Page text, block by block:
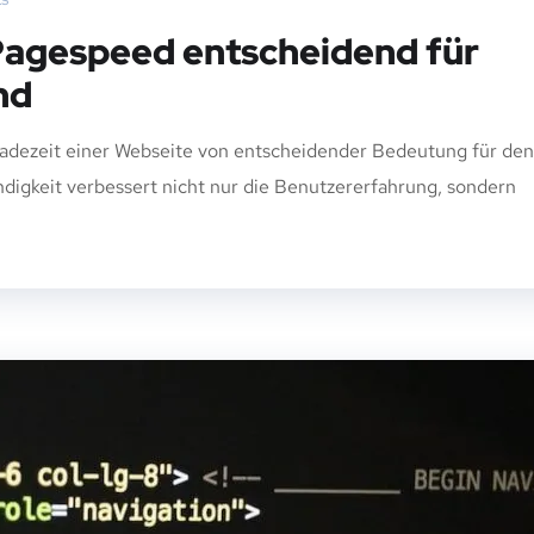
entscheidend für
einer Webseite von entscheidender Bedeutung für den
verbessert nicht nur die Benutzererfahrung, sondern